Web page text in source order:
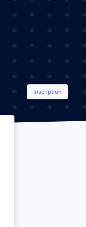
Inscription